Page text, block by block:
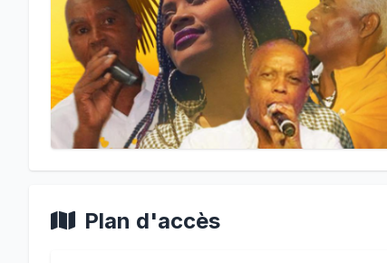
Plan d'accès